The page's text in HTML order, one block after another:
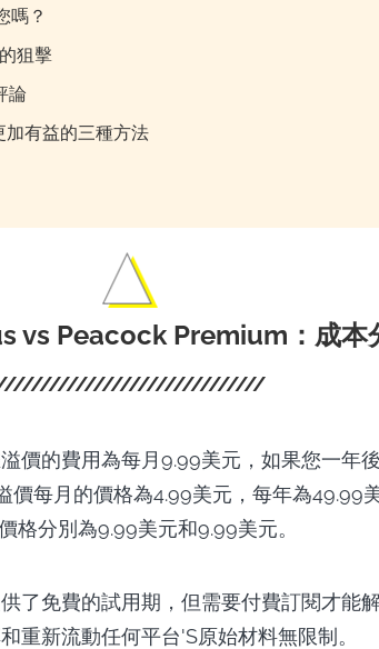
嗎？
狙擊
論
有益的三種方法
vs Peacock Premium：成本
價的費用為每月9.99美元，如果您一年
價每月的價格為4.99美元，每年為49.99
分別為9.99美元和9.99美元。
了免費的試用期，但需要付費訂閱才能
重新流動任何平台'S原始材料無限制。